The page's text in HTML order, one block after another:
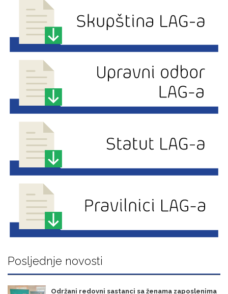
Posljednje novosti
Održani redovni sastanci sa ženama zaposlenima